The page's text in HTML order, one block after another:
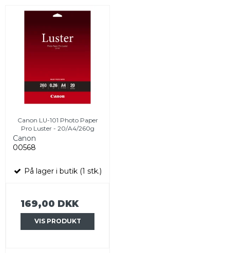
Canon LU-101 Photo Paper
Pro Luster - 20/A4/260g
Canon
00568
På lager i butik (1 stk.)
169,00 DKK
VIS PRODUKT